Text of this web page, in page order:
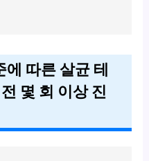
따른 살균 테
몇 회 이상 진